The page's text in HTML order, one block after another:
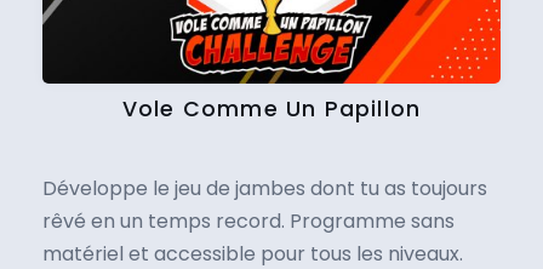
Vole Comme Un Papillon
Développe le jeu de jambes dont tu as toujours
rêvé en un temps record. Programme sans
matériel et accessible pour tous les niveaux.